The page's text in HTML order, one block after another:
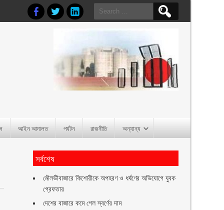
Search
for:
আইন আদালত পর্যটন রাজনীতি অন্যান্য
সর্বশেষ
মৌলভীবাজারে কিশোরীকে অপহরণ ও ধর্ষণের অভিযোগে যুবক
গ্রেফতার
দেশের বাজারে কমে গেল স্বর্ণের দাম